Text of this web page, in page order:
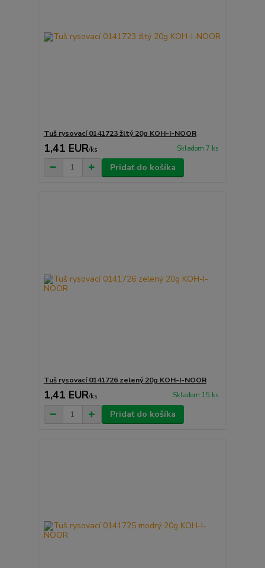
Tuš rysovací 0141723 žltý 20g KOH-I-NOOR
1,41 EUR/ks Skladom 7 ks
Pridať do košíka
Tuš rysovací 0141726 zelený 20g KOH-I-NOOR
1,41 EUR/ks Skladom 15 ks
Pridať do košíka